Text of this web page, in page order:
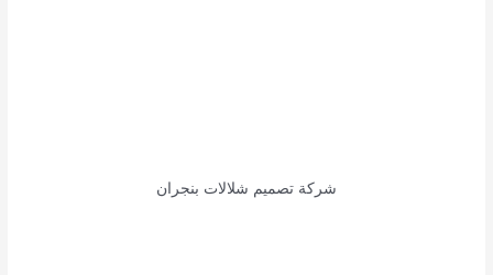
شركة تصميم شلالات بنجران